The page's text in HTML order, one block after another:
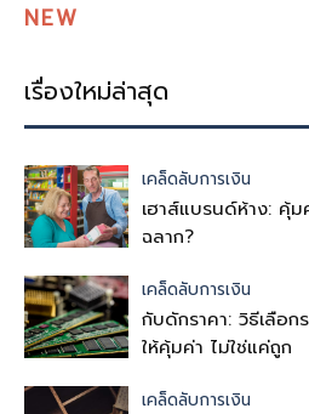
NEW
เรื่องใหม่ล่าสุด
เคล็ดลับการเงิน
เฮาส์แบรนด์ห้าง: คุ้
ฉลาก?
เคล็ดลับการเงิน
กับดักราคา: วิธีเลือ
ให้คุ้มค่า ไม่ใช่แค่ถูก
เคล็ดลับการเงิน